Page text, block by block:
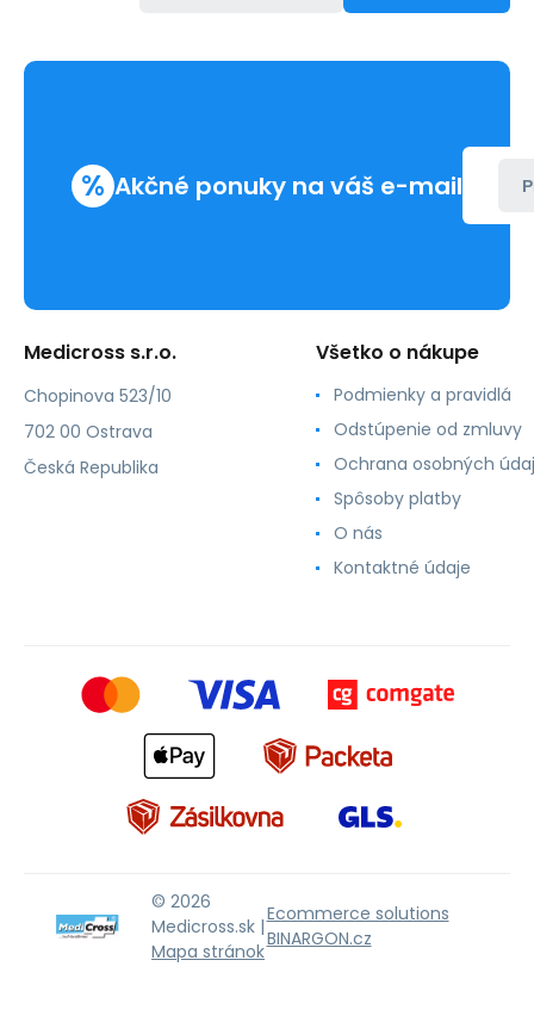
% Akčné ponuky na váš e-mail
Medicross s.r.o.
Chopinova 523/10
702 00 Ostrava
Česká Republika
Všetko o nákupe
Podmienky a pravidlá
Odstúpenie od zmluvy
Ochrana osobných
Spôsoby platby
O nás
Kontaktné údaje
© 2026
Medicross.sk |
Mapa stránok
Ecommerce solutions
BINARGON.cz